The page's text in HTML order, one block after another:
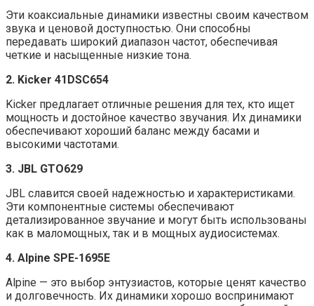
Эти коаксиальные динамики известны своим качеством
звука и ценовой доступностью. Они способны
передавать широкий диапазон частот, обеспечивая
четкие и насыщенные низкие тона.
2. Kicker 41DSC654
Kicker предлагает отличные решения для тех, кто ищет
мощность и достойное качество звучания. Их динамики
обеспечивают хороший баланс между басами и
высокими частотами.
3. JBL GTO629
JBL славится своей надежностью и характеристиками.
Эти компонентные системы обеспечивают
детализированное звучание и могут быть использованы
как в маломощных, так и в мощных аудиосистемах.
4. Alpine SPE-1695E
Alpine — это выбор энтузиастов, которые ценят качество
и долговечность. Их динамики хорошо воспринимают